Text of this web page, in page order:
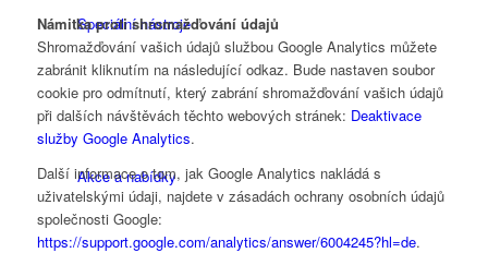
Speciální nástroje
Akce a nabídky
Námitka proti shromažďování údajů
Shromažďování vašich údajů službou Google Analytics můžete
zabránit kliknutím na následující odkaz. Bude nastaven soubor
cookie pro odmítnutí, který zabrání shromažďování vašich údajů
při dalších návštěvách těchto webových stránek: Deaktivace
služby Google Analytics.
Další informace o tom, jak Google Analytics nakládá s
uživatelskými údaji, najdete v zásadách ochrany osobních údajů
společnosti Google:
https://support.google.com/analytics/answer/6004245?hl=de.